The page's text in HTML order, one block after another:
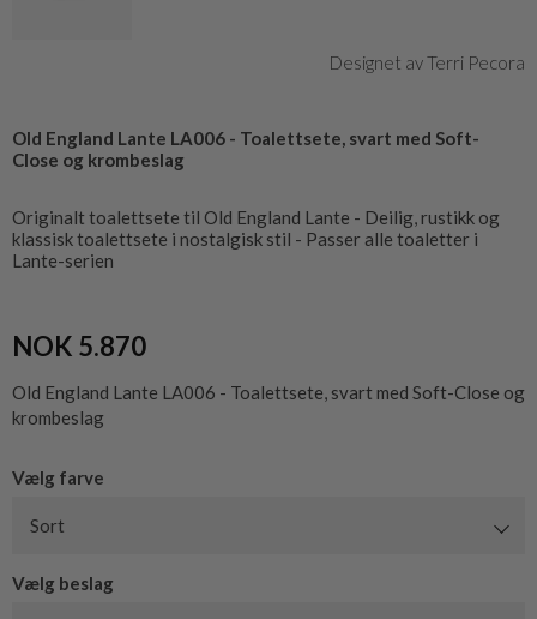
Designet av Terri Pecora
Old England Lante LA006 - Toalettsete, svart med Soft-
Close og krombeslag
Originalt toalettsete til Old England Lante - Deilig, rustikk og
klassisk toalettsete i nostalgisk stil - Passer alle toaletter i
Lante-serien
NOK 5.870
Old England Lante LA006 - Toalettsete, svart med Soft-Close og
krombeslag
Vælg farve
Sort
Vælg beslag